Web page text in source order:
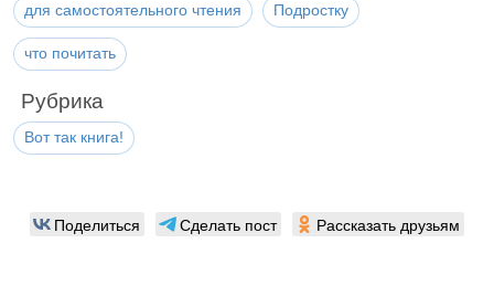
для самостоятельного чтения Подростку
что почитать
Рубрика
Вот так книга!
Поделиться Сделать пост Рассказать друзьям